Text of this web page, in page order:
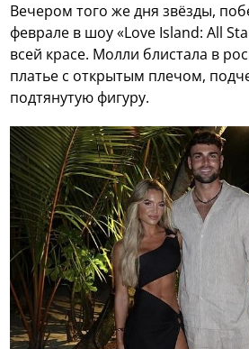
Вечером того же дня звёзды,
феврале в шоу «Love Island: All
всей красе. Молли блистала в
платье с открытым плечом,
подтянутую фигуру.